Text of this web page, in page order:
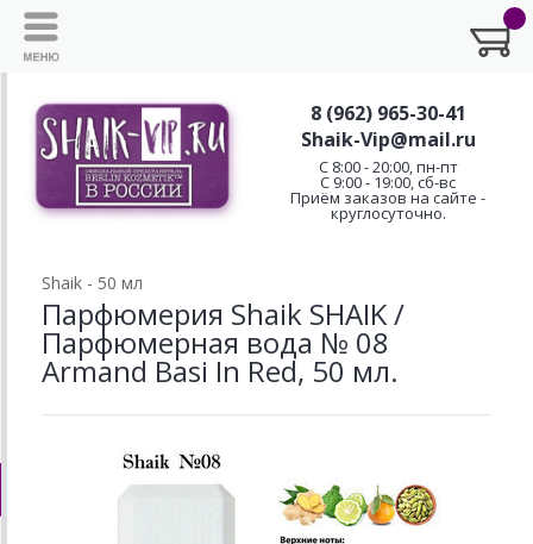
8 (962) 965-30-41
Shaik-Vip@mail.ru
C 8:00 - 20:00, пн-пт
С 9:00 - 19:00, сб-вс
Приём заказов на сайте -
круглосуточно.
Shaik - 50 мл
Парфюмерия Shaik SHAIK /
Парфюмерная вода № 08
Armand Basi In Red, 50 мл.